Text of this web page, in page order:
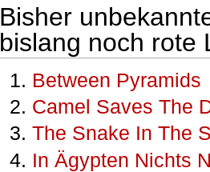
Bisher
bislang noch rote
Between Pyramids
Camel Saves The
The Snake In The
In Ägypten Nichts